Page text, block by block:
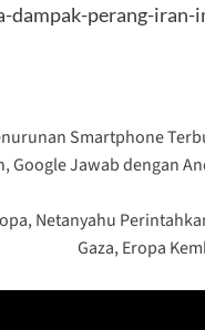
dampak-perang-iran-
Smartphone
Google Jawab dengan
Netanyahu
Gaza, Eropa